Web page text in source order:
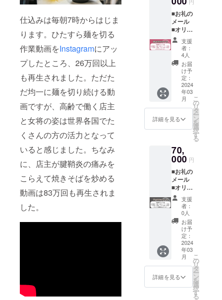
仕込みは毎朝7時からはじま
ります。ひたすら麺を切る
作業動画をInstagramにアッ
プしたところ、26万回以上
も再生されました。ただた
だ均一に麺を切り続ける動
画ですが、高齢で働く店主
と女将の姿は世界各国でた
くさんの方の活力となって
いると感じました。ちなみ
に、店主が腱鞘炎の痛みを
こらえて焼きそばを炒める
動画は83万回も再生されま
した。
検討い
ただけ
ますと
幸いで
す。 ※
予定時
期より
前に届
く場合
がござ
いま
す。詳
しくは
「■リ
ターン
をご覧
くださ
い。
子・幻
の
シュー
マイ／
８ヵ月
（約240
日）※冷
凍保存
援金額
は支援
者さま
が支援
を申し
き上げ
ること
ができ
ます。
「上乗
せ支援
で応援
しよ
う」の
欄があ
ります
のでご
検討い
ただけ
ますと
す。 ※
予定時
ンメ
ン 2食
入（冷
凍） を
お送り
いたし
ます。
【消費
期限】
・冷凍
肉タン
メン／
製造日
より１
年 ※支
が支援
を申し
に、任
意で引
き上げ
ること
ができ
ます。
「上乗
せ支援
で応援
しよ
う」の
欄があ
ります
のでご
円
■お礼の
メール
■オリジ
ナルス
テッ
カー1枚
（50×5
0mm）
■園食
堂 冷
凍肉タ
ンメ
ン 2食
入（冷
凍） ■
袋 ８
個入
（冷
凍） ■
幻の
シュー
マイ１
袋 10
個入
（冷
凍） ■
ことり
餃子１
袋 16
個入
（冷
凍） ■
支援
者：
4人
お届
け予
定：
2024
年03
月
詳細を見る
こ
の
リ
タ
ー
ン
を
選
択
す
る
70,
000 円
■お礼の
メール
■オリジ
ナルス
テッ
カー1枚
（50×5
0mm）
■オリジ
ナル帆
前掛け
１枚
（縦
47cm×
幅
47cm）
支援
者：
0人
お届
け予
定：
2024
年03
月
詳細を見る
こ
の
リ
タ
ー
ン
を
選
択
す
る